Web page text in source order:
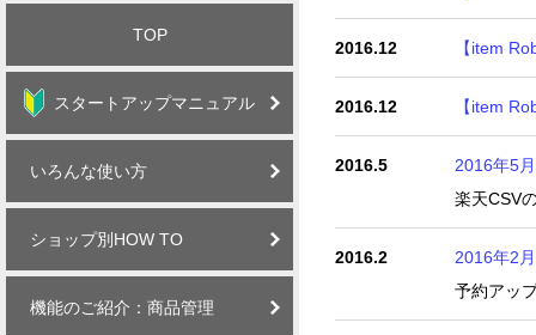
TOP
スタートアップマニュアル
いろんな使い方
ショップ別HOW TO
機能のご紹介：商品管理
2016.12 【item
2016.12 【item
2016.5
2016年5
楽天CSV
2016.2
2016年2
予約アッ